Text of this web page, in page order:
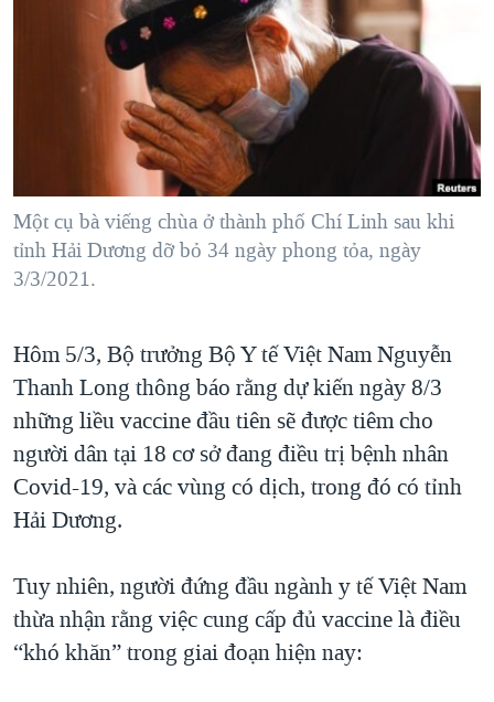
NGƯỜI VIỆT HẢI NGOẠI
ĐỜI SỐNG
VĂN HOÁ
THỂ THAO
HÀNH TRÌNH BẦU CỬ 2024
MỘT NĂM CHIẾN TRANH TẠI DẢI GAZA
GIẢI MÃ VÀNH ĐAI & CON ĐƯỜNG
NGÀY TỊ NẠN THẾ GIỚI
GROUND ZERO – XƯA VÀ NAY
CHI PHÍ CHIẾN TRANH AFGHANISTAN
THƯỢNG ĐỈNH TRUMP-KIM TẠI VIỆT NAM
TRỊNH VĨNH BÌNH VS. CHÍNH PHỦ VIỆT NAM
NGƯ DÂN VIỆT VÀ LÀN SÓNG TRỘM HẢI SÂM
BÊN KIA QUỐC LỘ: TIẾNG VỌNG TỪ NÔNG THÔN MỸ
QUAN HỆ VIỆT MỸ
Ngôn ngữ khác
Một cụ bà viếng chùa ở thành phố Chí Linh sau khi
tỉnh Hải Dương dỡ bỏ 34 ngày phong tỏa, ngày
3/3/2021.
Hôm 5/3, Bộ trưởng Bộ Y tế Việt Nam Nguyễn
Thanh Long thông báo rằng dự kiến ngày 8/3
những liều vaccine đầu tiên sẽ được tiêm cho
người dân tại 18 cơ sở đang điều trị bệnh nhân
Covid-19, và các vùng có dịch, trong đó có tỉnh
Hải Dương.
Tuy nhiên, người đứng đầu ngành y tế Việt Nam
thừa nhận rằng việc cung cấp đủ vaccine là điều
“khó khăn” trong giai đoạn hiện nay: